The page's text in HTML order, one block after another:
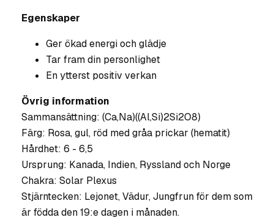
Egenskaper
Ger ökad energi och glädje
Tar fram din personlighet
En ytterst positiv verkan
Övrig information
Sammansättning: (Ca,Na)((Al,Si)2Si2O8)
Färg: Rosa, gul, röd med gråa prickar (hematit)
Hårdhet: 6 - 6,5
Ursprung: Kanada, Indien, Ryssland och Norge
Chakra: Solar Plexus
Stjärntecken: Lejonet, Vädur, Jungfrun för dem som
är födda den 19:e dagen i månaden.